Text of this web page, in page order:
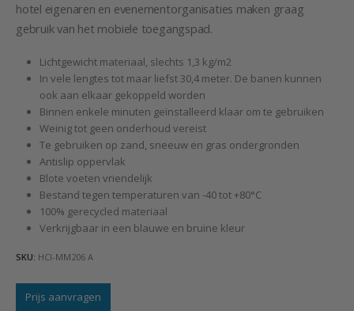
hotel eigenaren en evenementorganisaties maken graag
gebruik van het mobiele toegangspad.
Lichtgewicht materiaal, slechts 1,3 kg/m2
In vele lengtes tot maar liefst 30,4 meter. De banen kunnen
ook aan elkaar gekoppeld worden
Binnen enkele minuten geïnstalleerd klaar om te gebruiken
Weinig tot geen onderhoud vereist
Te gebruiken op zand, sneeuw en gras ondergronden
Antislip oppervlak
Blote voeten vriendelijk
Bestand tegen temperaturen van -40 tot +80°C
100% gerecycled materiaal
Verkrijgbaar in een blauwe en bruine kleur
SKU: HCI-MM206 A
Prijs aanvragen